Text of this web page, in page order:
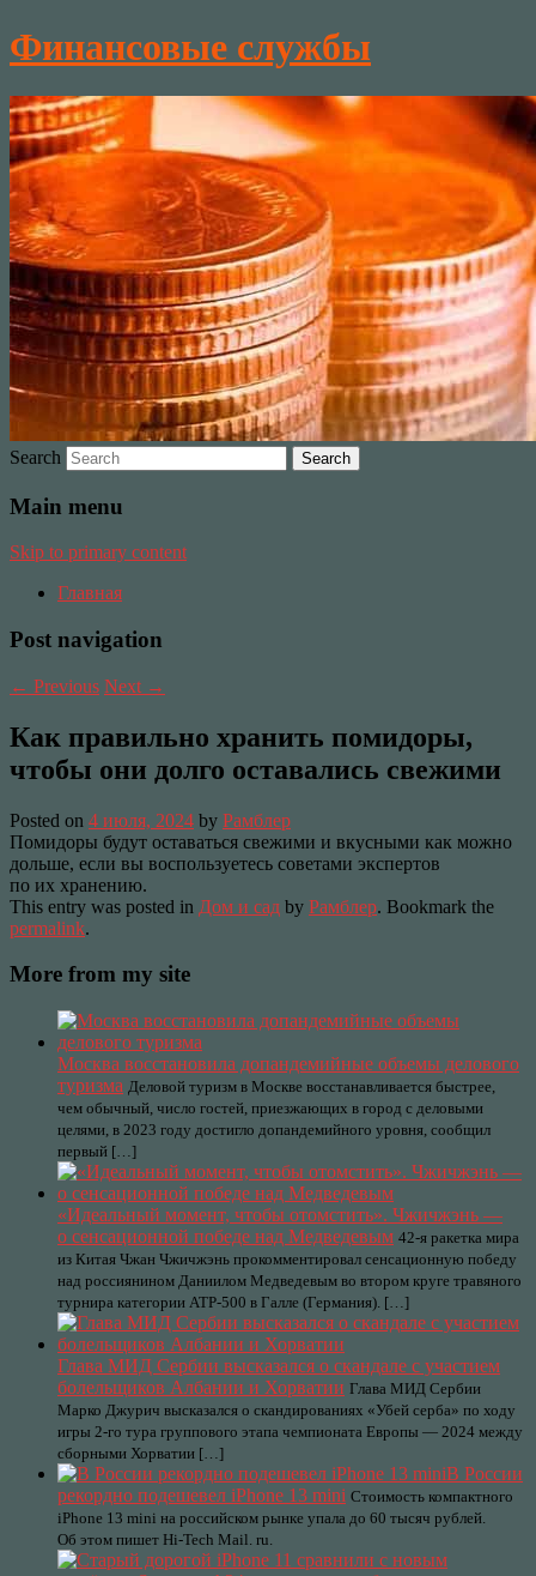
Финансовые службы
Search
Main menu
Skip to primary content
Главная
Post navigation
← Previous Next →
Как правильно хранить помидоры,
чтобы они долго оставались свежими
Posted on 4 июля, 2024 by Рамблер
Помидоры будут оставаться свежими и вкусными как можно
дольше, если вы воспользуетесь советами экспертов
по их хранению.
This entry was posted in Дом и сад by Рамблер. Bookmark the
permalink.
More from my site
Москва восстановила допандемийные объемы делового
туризма Деловой туризм в Москве восстанавливается быстрее,
чем обычный, число гостей, приезжающих в город с деловыми
целями, в 2023 году достигло допандемийного уровня, сообщил
первый […]
«Идеальный момент, чтобы отомстить». Чжичжэнь —
о сенсационной победе над Медведевым 42-я ракетка мира
из Китая Чжан Чжичжэнь прокомментировал сенсационную победу
над россиянином Даниилом Медведевым во втором круге травяного
турнира категории ATP-500 в Галле (Германия). […]
Глава МИД Сербии высказался о скандале с участием
болельщиков Албании и Хорватии Глава МИД Сербии
Марко Джурич высказался о скандированиях «Убей серба» по ходу
игры 2-го тура группового этапа чемпионата Европы — 2024 между
сборными Хорватии […]
В России
рекордно подешевел iPhone 13 mini Стоимость компактного
iPhone 13 mini на российском рынке упала до 60 тысяч рублей.
Об этом пишет Hi-Tech Mail. ru.